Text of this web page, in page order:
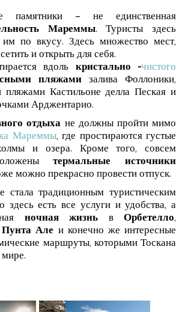
памятники – не единственная
Мареммы. Туристы здесь
им по вкусу. Здесь множество мест,
и открыть для себя.
вдоль кристально -чистого
пляжами залива Фоллоники,
пляжами Кастильоне делла Пеская и
Арджентарио.
отдыха не должны пройти мимо
Мареммы, где простираются густые
и озера. Кроме того, совсем
термальные источники
можно прекрасно провести отпуск.
традиционным туристическим
здесь есть все услуги и удобства, а
ночная жизнь вОрбетелло,
ПунтаАле и конечно же интересные
маршруты, которыми Тоскана
мире.